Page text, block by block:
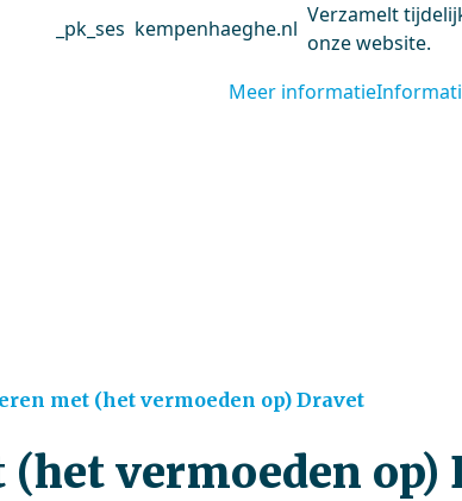
_pk_ses kempenhaeghe.nl
Verzamelt
onze website.
Meer informatie
met (het vermoeden op) Dravet
vermoeden op)